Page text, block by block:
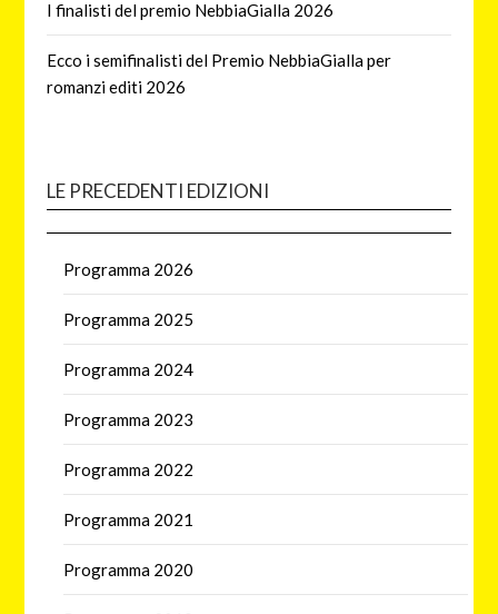
I finalisti del premio NebbiaGialla 2026
Ecco i semifinalisti del Premio NebbiaGialla per
romanzi editi 2026
LE PRECEDENTI EDIZIONI
Programma 2026
Programma 2025
Programma 2024
Programma 2023
Programma 2022
Programma 2021
Programma 2020